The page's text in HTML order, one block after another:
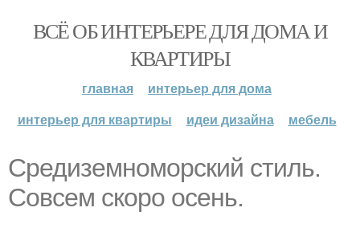
ВСЁ ОБ ИНТЕРЬЕРЕ ДЛЯ ДОМА И
КВАРТИРЫ
главная
интерьер для дома
интерьер для квартиры
идеи дизайна мебель
Средиземноморский стиль.
Совсем скоро осень.